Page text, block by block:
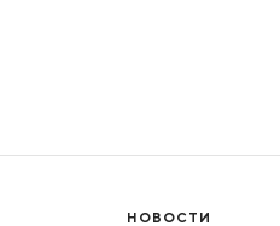
НОВОСТИ